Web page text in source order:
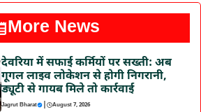
More News
देवरिया में सफाई कर्मियों पर सख्ती: अब
गूगल लाइव लोकेशन से होगी निगरानी,
ड्यूटी से गायब मिले तो कार्रवाई
Jagrut Bharat | August 7, 2026